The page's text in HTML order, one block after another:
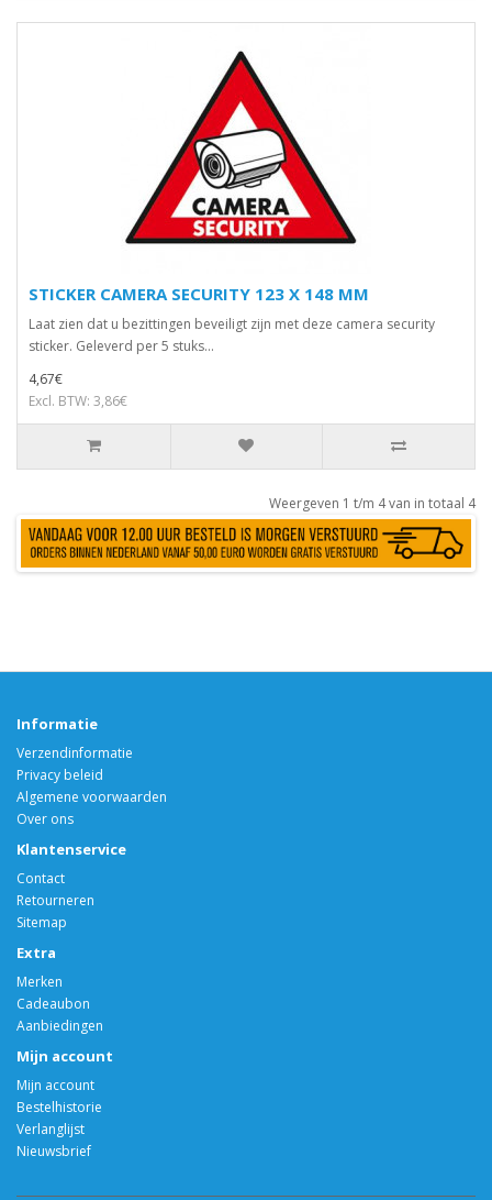
STICKER CAMERA SECURITY 123 X 148 MM
Laat zien dat u bezittingen beveiligt zijn met deze camera security
sticker. Geleverd per 5 stuks...
4,67€
Excl. BTW: 3,86€
Weergeven 1 t/m 4 van in totaal 4
Informatie
Verzendinformatie
Privacy beleid
Algemene voorwaarden
Over ons
Klantenservice
Contact
Retourneren
Sitemap
Extra
Merken
Cadeaubon
Aanbiedingen
Mijn account
Mijn account
Bestelhistorie
Verlanglijst
Nieuwsbrief